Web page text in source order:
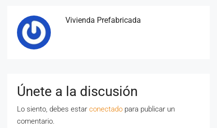
Vivienda Prefabricada
Únete a la discusión
Lo siento, debes estar conectado para publicar un
comentario.